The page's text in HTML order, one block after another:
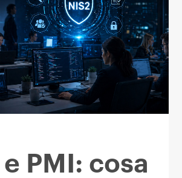
e PMI: cosa